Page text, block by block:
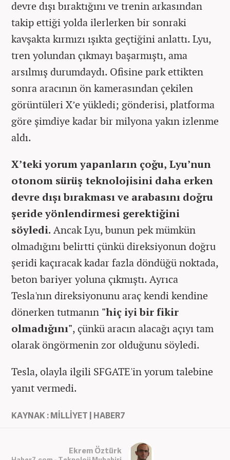
devre dışı bıraktığını ve trenin arkasından
takip ettiği yolda ilerlerken bir sonraki
kavşakta kırmızı ışıkta geçtiğini anlattı. Lyu,
tren yolundan çıkmayı başarmıştı, ama
arsılmış durumdaydı. Ofisine park ettikten
sonra aracının ön kamerasından çekilen
görüntüleri X’e yükledi; gönderisi, platforma
göre şimdiye kadar bir milyona yakın izlenme
aldı.
X’teki yorum yapanların çoğu, Lyu’nun
otonom sürüş teknolojisini daha erken
devre dışı bırakması ve arabasını doğru
şeride yönlendirmesi gerektiğini
söyledi. Ancak Lyu, bunun pek mümkün
olmadığını belirtti çünkü direksiyonun doğru
şeridi kaçıracak kadar fazla döndüğü noktada,
beton bariyer yoluna çıkmıştı. Ayrıca
Tesla'nın direksiyonunu araç kendi kendine
dönerken tutmanın "hiç iyi bir fikir
olmadığını", çünkü aracın alacağı açıyı tam
olarak öngörmenin zor olduğunu söyledi.
Tesla, olayla ilgili SFGATE'in yorum talebine
yanıt vermedi.
KAYNAK : MİLLİYET | HABER7
Ekrem Öztürk